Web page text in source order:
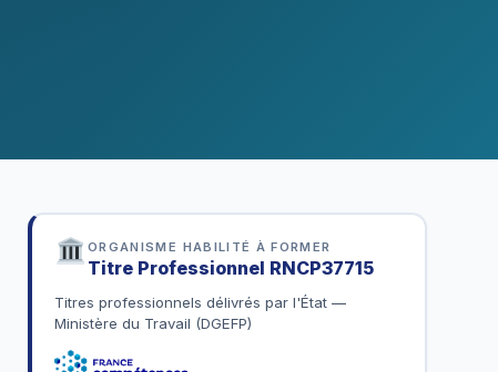
ORGANISME HABILITÉ À FORMER
Titre Professionnel RNCP37715
Titres professionnels délivrés par l'État —
Ministère du Travail (DGEFP)